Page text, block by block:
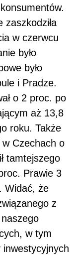
zaszkodziła
w czerwcu
było
było
i Pradze.
o 2 proc. po
aż 13,8
roku. Także
w Czechach o
tamtejszego
Prawie 3
Widać, że
z
w tym